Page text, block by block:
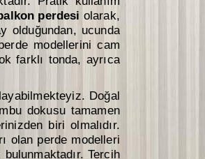
perdesi olarak,
olduğundan, ucunda
modellerini cam
farklı tonda, ayrıca
Doğal
dokusu tamamen
biri olmalıdır.
olan perde modelleri
Tercih